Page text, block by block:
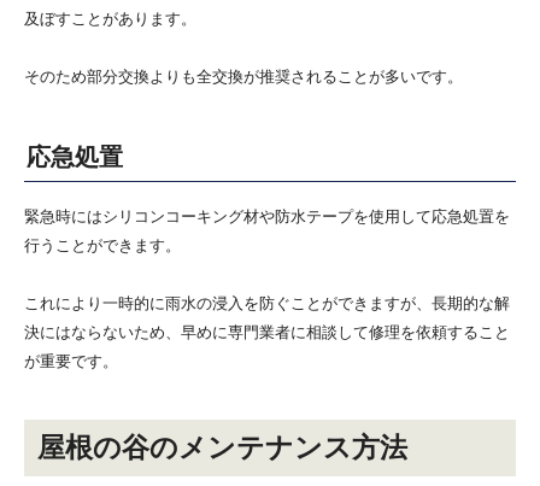
及ぼすことがあります。
そのため部分交換よりも全交換が推奨されることが多いです。
応急処置
緊急時にはシリコンコーキング材や防水テープを使用して応急処置を
行うことができます。
これにより一時的に雨水の浸入を防ぐことができますが、長期的な解
決にはならないため、早めに専門業者に相談して修理を依頼すること
が重要です。
屋根の谷のメンテナンス方法